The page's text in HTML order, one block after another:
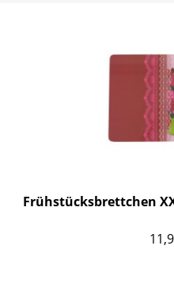
Frühstücksbrettchen